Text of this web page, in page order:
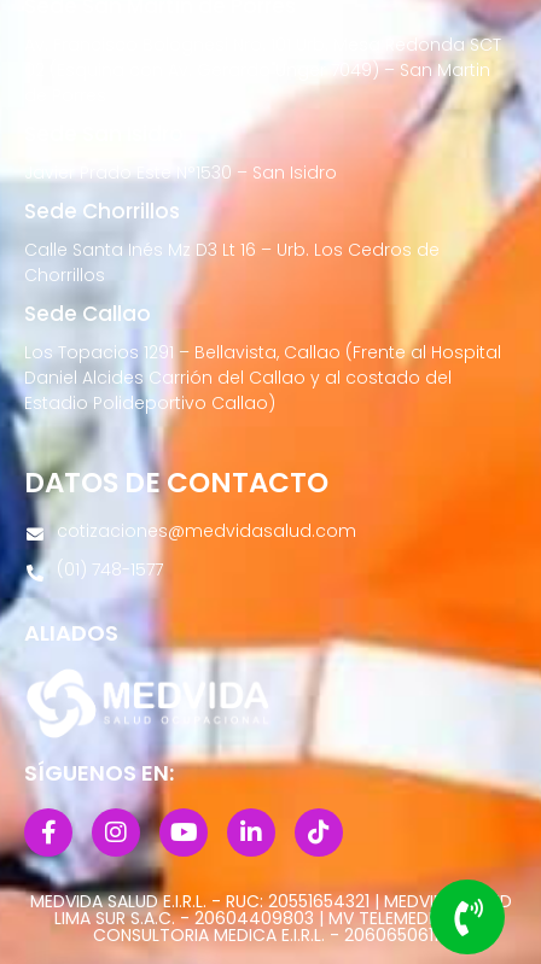
Av. Francisco Bolognesi Nro. 101 Urb. Mesa Redonda SCT
02 (Esquina con Av. Gerardo Unger 7049) – San Martin
Javier Prado Este N°1530 – San Isidro
Sede Chorrillos
Calle Santa Inés Mz D3 Lt 16 – Urb. Los Cedros de
Chorrillos
Sede Callao
Los Topacios 1291 – Bellavista, Callao (Frente al Hospital
Daniel Alcides Carrión del Callao y al costado del
Estadio Polideportivo Callao)
DATOS DE CONTACTO
cotizaciones@medvidasalud.com
(01) 748-1577
ALIADOS
SÍGUENOS EN:
MEDVIDA SALUD E.I.R.L. - RUC: 20551654321 | MEDVIDA SALUD
LIMA SUR S.A.C. - 20604409803 | MV TELEMEDICINA Y
CONSULTORIA MEDICA E.I.R.L. - 20606506113